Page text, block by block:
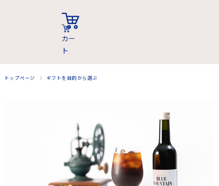
カー
ト
トップページ ギフトを目的から選ぶ